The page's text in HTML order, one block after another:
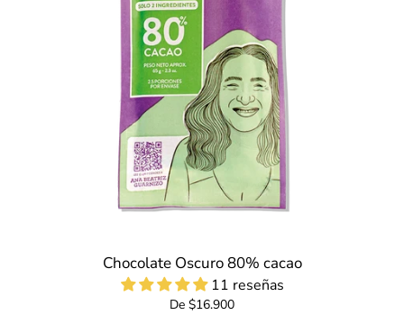
Chocolate Oscuro 80% cacao
11 reseñas
De $16.900